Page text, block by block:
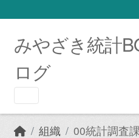
みやざき統計
ログ
組織 00統計調査課